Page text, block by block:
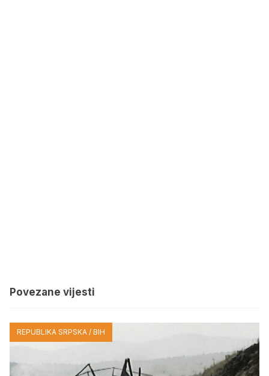
Povezane vijesti
REPUBLIKA SRPSKA / BIH